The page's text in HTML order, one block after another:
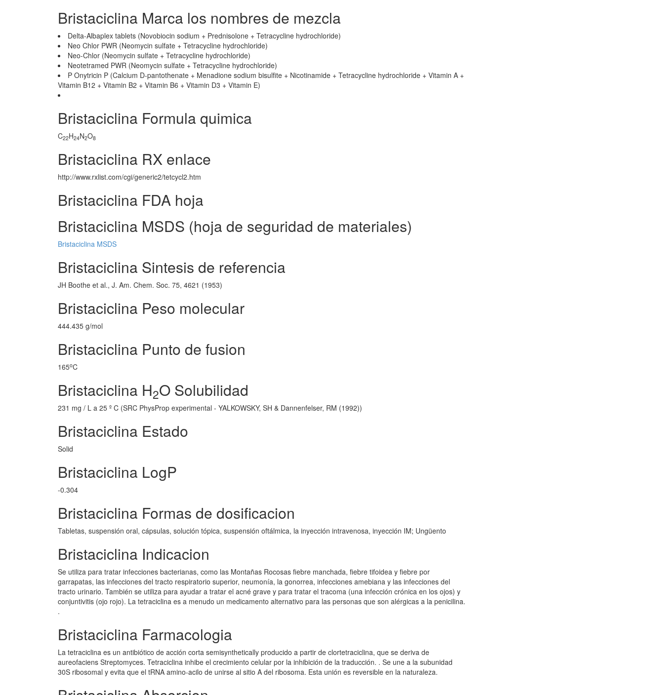
Bristaciclina Marca los nombres de mezcla
Delta-Albaplex tablets (Novobiocin sodium + Prednisolone + Tetracycline hydrochloride)
Neo Chlor PWR (Neomycin sulfate + Tetracycline hydrochloride)
Neo-Chlor (Neomycin sulfate + Tetracycline hydrochloride)
Neotetramed PWR (Neomycin sulfate + Tetracycline hydrochloride)
P Onytricin P (Calcium D-pantothenate + Menadione sodium bisulfite + Nicotinamide + Tetracycline hydrochloride + Vitamin A +
Vitamin B12 + Vitamin B2 + Vitamin B6 + Vitamin D3 + Vitamin E)
Bristaciclina Formula quimica
C22H24N2O8
Bristaciclina RX enlace
http://www.rxlist.com/cgi/generic2/tetcycl2.htm
Bristaciclina FDA hoja
Bristaciclina MSDS (hoja de seguridad de materiales)
Bristaciclina MSDS
Bristaciclina Sintesis de referencia
JH Boothe et al., J. Am. Chem. Soc. 75, 4621 (1953)
Bristaciclina Peso molecular
444.435 g/mol
Bristaciclina Punto de fusion
165oC
Bristaciclina H2O Solubilidad
231 mg / L a 25 º C (SRC PhysProp experimental - YALKOWSKY, SH & Dannenfelser, RM (1992))
Bristaciclina Estado
Solid
Bristaciclina LogP
-0.304
Bristaciclina Formas de dosificacion
Tabletas, suspensión oral, cápsulas, solución tópica, suspensión oftálmica, la inyección intravenosa, inyección IM; Ungüento
Bristaciclina Indicacion
Se utiliza para tratar infecciones bacterianas, como las Montañas Rocosas fiebre manchada, fiebre tifoidea y fiebre por
garrapatas, las infecciones del tracto respiratorio superior, neumonía, la gonorrea, infecciones amebiana y las infecciones del
tracto urinario. También se utiliza para ayudar a tratar el acné grave y para tratar el tracoma (una infección crónica en los ojos) y
conjuntivitis (ojo rojo). La tetraciclina es a menudo un medicamento alternativo para las personas que son alérgicas a la penicilina.
.
Bristaciclina Farmacologia
La tetraciclina es un antibiótico de acción corta semisynthetically producido a partir de clortetraciclina, que se deriva de
aureofaciens Streptomyces. Tetraciclina inhibe el crecimiento celular por la inhibición de la traducción. . Se une a la subunidad
30S ribosomal y evita que el tRNA amino-acilo de unirse al sitio A del ribosoma. Esta unión es reversible en la naturaleza.